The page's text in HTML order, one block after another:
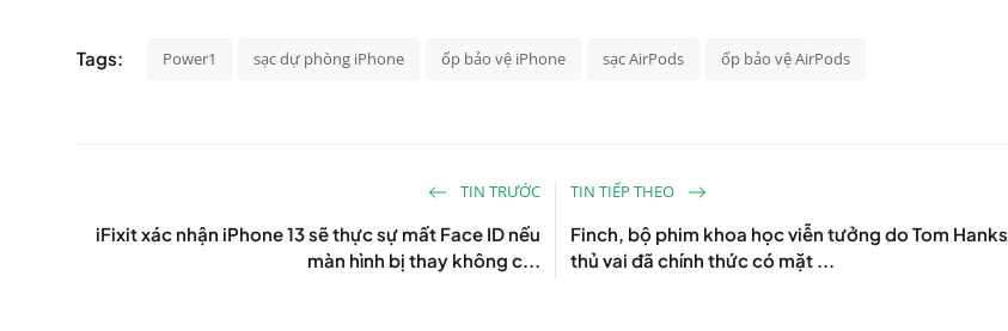
Tags: Power1 sạc dự phòng iPhone ốp bảo vệ iPhone sạc AirPods ốp bảo vệ AirPods
TIN TRƯỚC
iFixit xác nhận iPhone 13 sẽ thực sự mất Face ID nếu
màn hình bị thay không c...
TIN TIẾP THEO
Finch, bộ phim khoa học viễn tưởng do Tom Hanks
thủ vai đã chính thức có mặt ...